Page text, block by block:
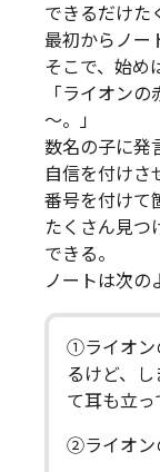
できるだけた
最初からノー
そこで、始め
「ライオン
～。」
数名の子に発
自信を付けさ
番号を付けて
たくさん見つ
できる。
ノートは次の
①ライオン
るけど、
て耳も立っ
②ライオン